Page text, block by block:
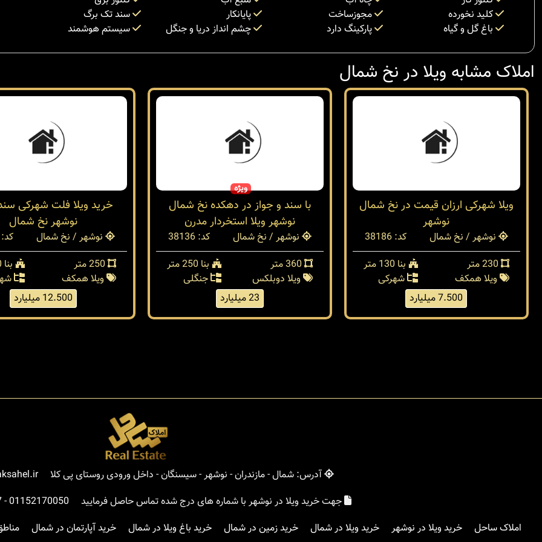
کلید نخورده
مجوزساخت پایانکار
سند تک برگ
باغ گل و گیاه
پارکینگ دارد چشم انداز دریا و جنگل سیستم هوشمند
املاک مشابه ویلا در نخ شمال
ویلا شهرکی ارزان قیمت در نخ شمال
نوشهر
نوشهر / نخ شمال
کد: 38186
بنا 130 متر
ویلا همکف
شهرکی
ویژه
با سند و جواز در دهکده نخ شمال
نوشهر ویلا استخردار مدرن
نوشهر / نخ شمال
کد: 38136
ویلا دوبلکس
خرید ویلا فلت شهرکی
نوشهر نخ شمال
نوشهر / نخ شمال
کد:
بنا 110 متر
ویلا همکف
آدرس: شمال - مازندران - نوشهر - سیسنگان - داخل ورودی روستای پی کلا
جهت خرید ویلا در نوشهر با شماره های درج شده تماس حاصل فرمایید
01152170050
-